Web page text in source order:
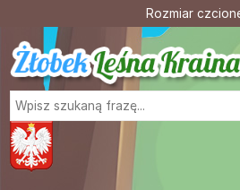
Przejdź do głównej treści
Rozmiar